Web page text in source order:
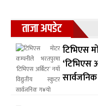
ताजा अपडेट
टिभिएस
‘टिभिएस